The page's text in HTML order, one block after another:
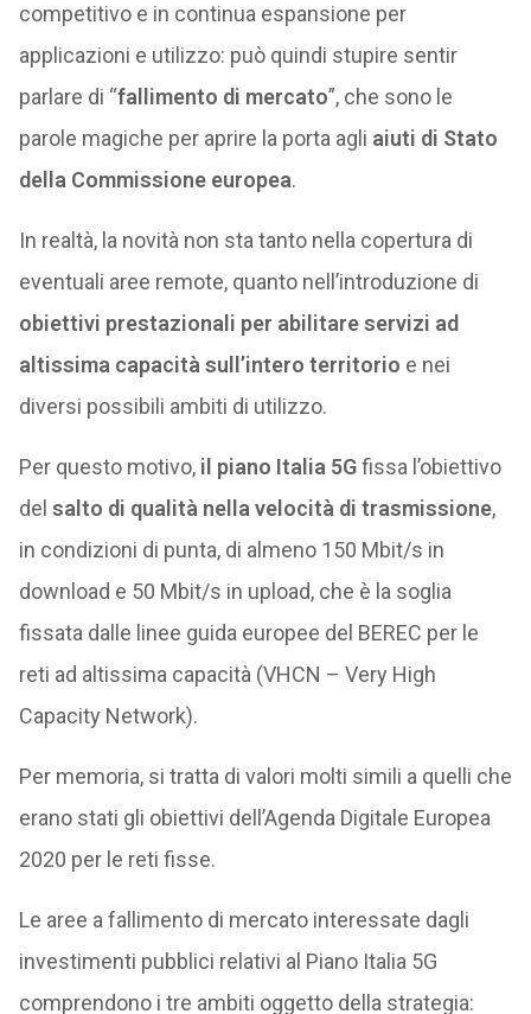
competitivo e in continua espansione per
applicazioni e utilizzo: può quindi stupire sentir
parlare di “fallimento di mercato”, che sono le
parole magiche per aprire la porta agli aiuti di Stato
della Commissione europea.
In realtà, la novità non sta tanto nella copertura di
eventuali aree remote, quanto nell’introduzione di
obiettivi prestazionali per abilitare servizi ad
altissima capacità sull’intero territorio e nei
diversi possibili ambiti di utilizzo.
Per questo motivo, il piano Italia 5Gfissa l’obiettivo
del salto di qualità nella velocità di trasmissione,
in condizioni di punta, di almeno 150 Mbit/s in
download e 50 Mbit/s in upload, che è la soglia
fissata dalle linee guida europee del BEREC per le
reti ad altissima capacità (VHCN – Very High
Capacity Network).
Per memoria, si tratta di valori molti simili a quelli che
erano stati gli obiettivi dell’Agenda Digitale Europea
2020 per le reti fisse.
Le aree a fallimento di mercato interessate dagli
investimenti pubblici relativi al Piano Italia 5G
comprendono i tre ambiti oggetto della strategia: